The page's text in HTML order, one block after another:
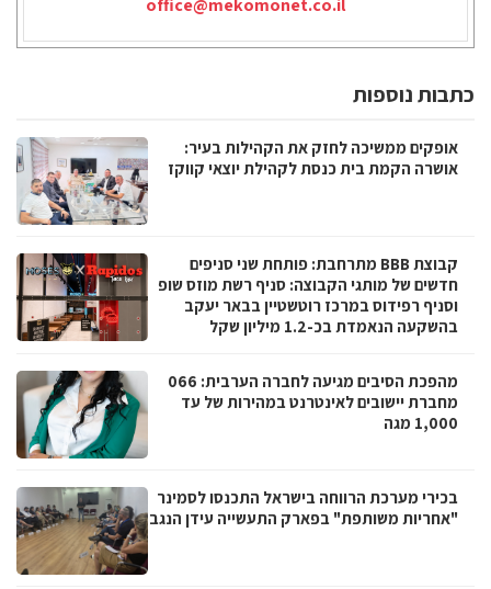
כתבות נוספות
אופקים ממשיכה לחזק את הקהילות בעיר:
אושרה הקמת בית כנסת לקהילת יוצאי קווקז
קבוצת BBB מתרחבת: פותחת שני סניפים
חדשים של מותגי הקבוצה: סניף רשת מוזס שופ
וסניף רפידוס במרכז רוטשטיין בבאר יעקב
בהשקעה הנאמדת בכ-1.2 מיליון שקל
מהפכת הסיבים מגיעה לחברה הערבית: 066
מחברת יישובים לאינטרנט במהירות של עד
1,000 מגה
בכירי מערכת הרווחה בישראל התכנסו לסמינר
"אחריות משותפת" בפארק התעשייה עידן הנגב